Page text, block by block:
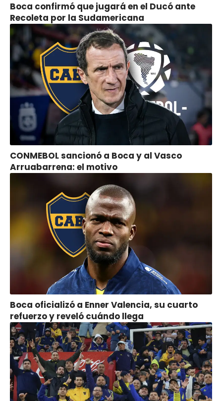
Boca confirmó que jugará en el Ducó ante
Recoleta por la Sudamericana
CONMEBOL sancionó a Boca y al Vasco
Arruabarrena: el motivo
Boca oficializó a Enner Valencia, su cuarto
refuerzo y reveló cuándo llega